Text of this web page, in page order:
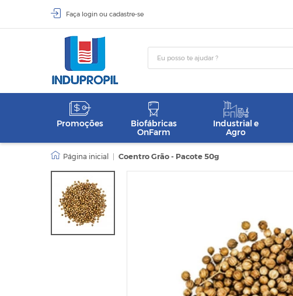
Faça login ou cadastre-se
Promoções
Biofábricas
OnFarm
Industrial e
Agro
Coentro Grão - Pacote 50g